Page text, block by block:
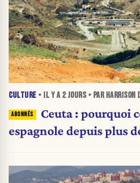
CULTURE • IL Y A 2 JOURS• PAR HARRISON
Ceuta : pourquoi
espagnole depuis plus